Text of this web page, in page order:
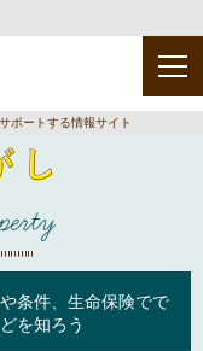
ポートする情報サイト
条件、生命保険でで
を知ろう